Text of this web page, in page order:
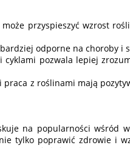
przyspieszyć wzrost
odporne na choroby i
pozwala lepiej
z roślinami mają
na popularności wśród
tylko poprawić zdrowie i